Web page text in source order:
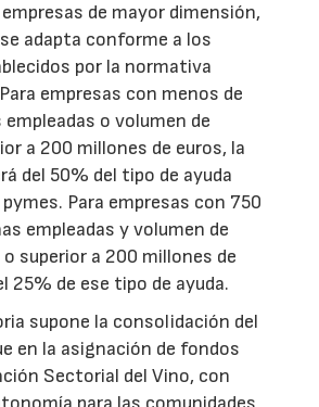
empresas de mayor dimensión,
adapta conforme a los
por la normativa
empresas con menos de
o volumen de
a 200 millones de euros, la
del 50% del tipo de ayuda
Para empresas con 750
empleadas y volumen de
superior a 200 millones de
25% de ese tipo de ayuda.
supone la consolidación del
en la asignación de fondos
Sectorial del Vino, con